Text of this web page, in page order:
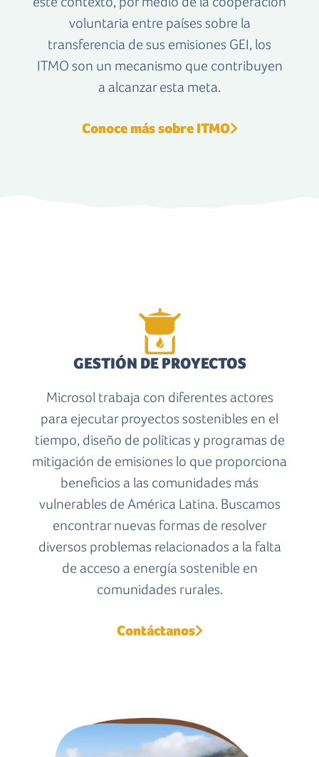
voluntaria entre países sobre la
transferencia de sus emisiones GEI, los
ITMO son un mecanismo que contribuyen
a alcanzar esta meta.
Conoce más sobre ITMO
GESTIÓN DE PROYECTOS
Microsol trabaja con diferentes actores
para ejecutar proyectos sostenibles en el
tiempo, diseño de políticas y programas de
mitigación de emisiones lo que proporciona
beneficios a las comunidades más
vulnerables de América Latina. Buscamos
encontrar nuevas formas de resolver
diversos problemas relacionados a la falta
de acceso a energía sostenible en
comunidades rurales.
Contáctanos